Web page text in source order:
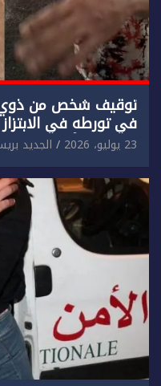
توقيف شخص من ذوي
في تورطه في
حق سائح أجنبي.
23 يوليو، 2026 الجديد